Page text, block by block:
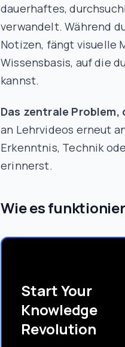
dauerhaftes,
verwandelt. Während
Notizen, fängt visuelle
Wissensbasis, auf die
kannst.
Das zentrale Problem,
an Lehrvideos erneut
Erkenntnis, Technik
erinnerst.
Wie es
Start Your
Knowledge
Revolution